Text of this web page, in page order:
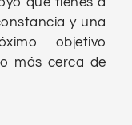
y una
objetivo
más cerca de